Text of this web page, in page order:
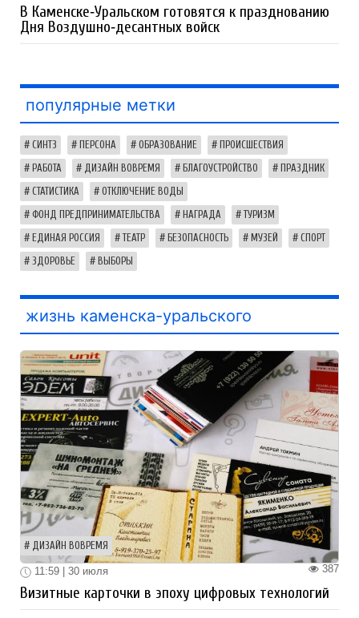
В Каменске‑Уральском готовятся к празднованию
Дня Воздушно‑десантных войск
популярные метки
СИНТЗ ПЕРСОНА ОБРАЗОВАНИЕ ПРОИСШЕСТВИЯ
РАБОТА ДИЗАЙН ВОВРЕМЯ БЛАГОУСТРОЙСТВО ПРАЗДНИК
СТАТИСТИКА ОТКЛЮЧЕНИЕ ВОДЫ
ФОНД ПРЕДПРИНИМАТЕЛЬСТВА НАГРАДА ТУРИЗМ
ЕДИНАЯ РОССИЯ ТЕАТР БЕЗОПАСНОСТЬ МУЗЕЙ СПОРТ
ЗДОРОВЬЕ ВЫБОРЫ
жизнь каменска-уральского
ДИЗАЙН ВОВРЕМЯ
387
11:59 | 30 июля
Визитные карточки в эпоху цифровых технологий